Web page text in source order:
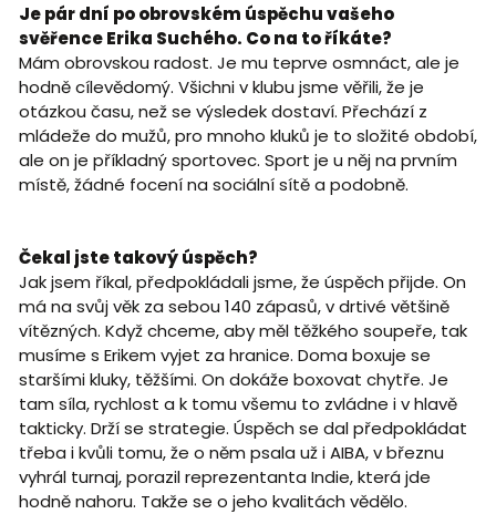
Je pár dní po obrovském úspěchu vašeho
svěřence Erika Suchého. Co na to říkáte?
Mám obrovskou radost. Je mu teprve osmnáct, ale je
hodně cílevědomý. Všichni v klubu jsme věřili, že je
otázkou času, než se výsledek dostaví. Přechází z
mládeže do mužů, pro mnoho kluků je to složité období,
ale on je příkladný sportovec. Sport je u něj na prvním
místě, žádné focení na sociální sítě a podobně.
Čekal jste takový úspěch?
Jak jsem říkal, předpokládali jsme, že úspěch přijde. On
má na svůj věk za sebou 140 zápasů, v drtivé většině
vítězných. Když chceme, aby měl těžkého soupeře, tak
musíme s Erikem vyjet za hranice. Doma boxuje se
staršími kluky, těžšími. On dokáže boxovat chytře. Je
tam síla, rychlost a k tomu všemu to zvládne i v hlavě
takticky. Drží se strategie. Úspěch se dal předpokládat
třeba i kvůli tomu, že o něm psala už i AIBA, v březnu
vyhrál turnaj, porazil reprezentanta Indie, která jde
hodně nahoru. Takže se o jeho kvalitách vědělo.